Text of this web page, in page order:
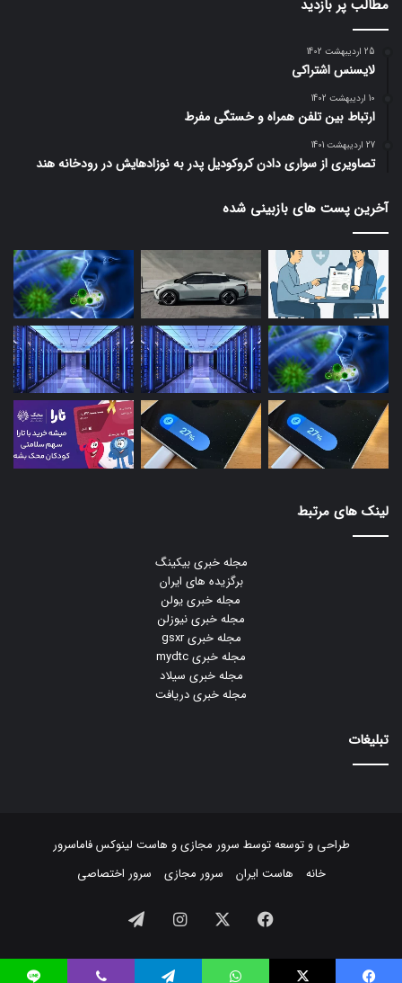
مطالب پر بازدید
25 اردیبهشت 1402
لایسنس اشتراکی
10 اردیبهشت 1402
ارتباط بین تلفن همراه و خستگی مفرط
27 اردیبهشت 1401
تصاویری از سواری دادن کروکودیل پدر به نوزادهایش در رودخانه هند
آخرین پست های بازبینی شده
لینک های مرتبط
مجله خبری بیکینگ
برگزیده های ایران
مجله خبری یولن
مجله خبری نیوزلن
مجله خبری gsxr
مجله خبری mydtc
مجله خبری سیلاد
مجله خبری دریافت
تبلیغات
طراحی و توسعه توسط سرور مجازیو هاست لینوکسفاماسرور
خانه
هاست ایران سرور مجازی سرور اختصاصی
فیسبوک ایکس اینستاگرام